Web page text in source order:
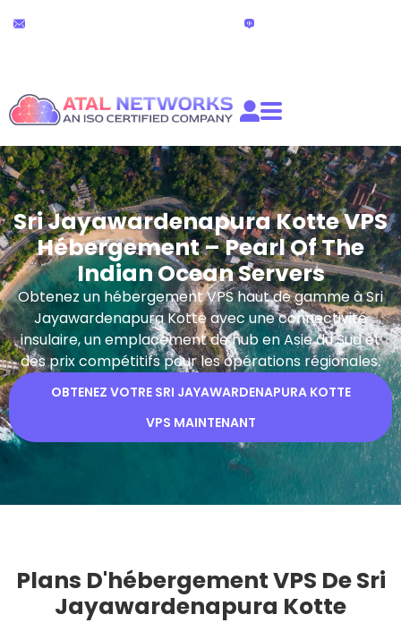
au
Sri Jayawardenapura Kotte VPS
Hébergement – Pearl Of The
Indian Ocean Servers
Obtenez un hébergement VPS haut de gamme à Sri
Jayawardenapura Kotte avec une connectivité
insulaire, un emplacement de hub en Asie du Sud et
des prix compétitifs pour les opérations régionales.
OBTENEZ VOTRE SRI JAYAWARDENAPURA KOTTE
VPS MAINTENANT
Plans D'hébergement VPS De Sri
Jayawardenapura Kotte